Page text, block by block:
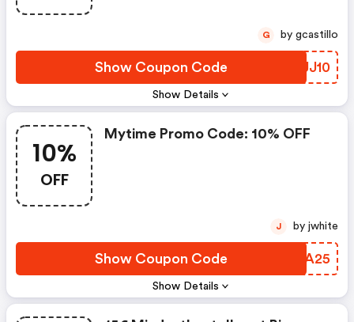
Show Details
Show Coupon Code YJJJ10
G by gcastillo
10%
OFF
Show Details
Mytime Promo Code: 10% OFF
Show Coupon Code UWWA25
J by jwhite